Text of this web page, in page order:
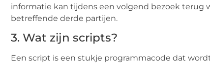
informatie kan tijdens een volgend bezoek terug
betreffende derde partijen.
3. Wat zijn scripts?
Een script is een stukje programmacode dat